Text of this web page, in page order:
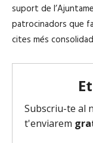
suport de
patrocinadors que
cites més